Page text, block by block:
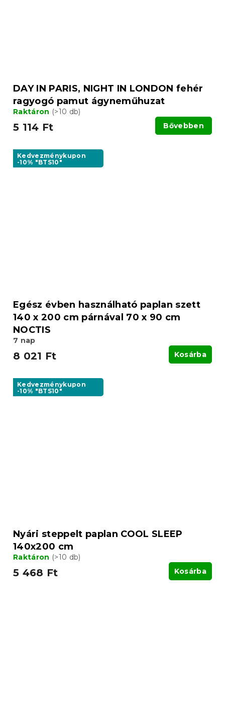
DAY IN PARIS, NIGHT IN LONDON fehér
ragyogó pamut ágyneműhuzat
Raktáron (>10 db)
5 114 Ft Bővebben
Kedvezménykupon
-10% "BTS10"
Egész évben használható paplan szett
140 x 200 cm párnával 70 x 90 cm
NOCTIS
7 nap
8 021 Ft Kosárba
Kedvezménykupon
-10% "BTS10"
Nyári steppelt paplan COOL SLEEP
140x200 cm
Raktáron (>10 db)
5 468 Ft Kosárba